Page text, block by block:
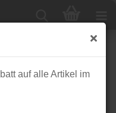
auf alle Artikel im